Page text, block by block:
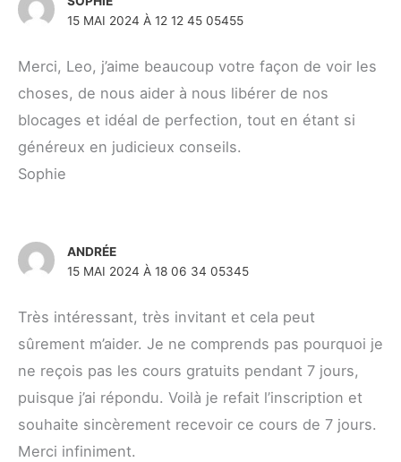
15 MAI 2024 À 12 12 45 05455
Merci, Leo, j’aime beaucoup votre façon de voir les
choses, de nous aider à nous libérer de nos
blocages et idéal de perfection, tout en étant si
généreux en judicieux conseils.
Sophie
ANDRÉE
15 MAI 2024 À 18 06 34 05345
Très intéressant, très invitant et cela peut
sûrement m’aider. Je ne comprends pas pourquoi je
ne reçois pas les cours gratuits pendant 7 jours,
puisque j’ai répondu. Voilà je refait l’inscription et
souhaite sincèrement recevoir ce cours de 7 jours.
Merci infiniment.